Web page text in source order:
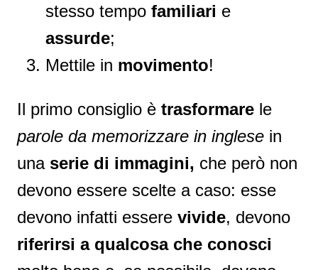
stesso tempo familiari e
assurde;
Mettile in movimento!
Il primo consiglio è trasformare le
parole da memorizzare in inglese in
una serie di immagini, che però non
devono essere scelte a caso: esse
devono infatti essere vivide, devono
riferirsi a qualcosa che conosci